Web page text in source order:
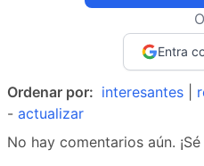
O
Entra
Ordenar por: interesantes
- actualizar
No hay comentarios aún.